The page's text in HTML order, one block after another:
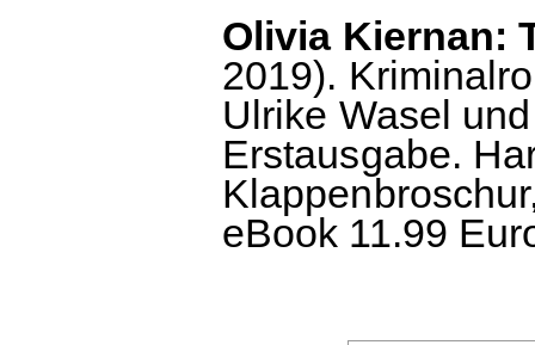
Olivia Kiernan:
2019).
Ulrike Wasel
Erstausgabe.
eBook 11.99